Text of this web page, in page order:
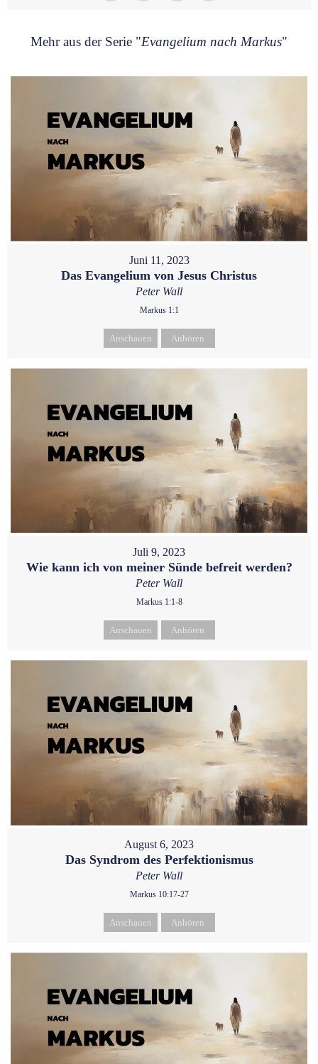
Mehr aus der Serie "Evangelium nach Markus"
Juni 11, 2023
Das Evangelium von Jesus Christus
Peter Wall
Markus 1:1
Anschauen Anhören
Juli 9, 2023
Wie kann ich von meiner Sünde befreit werden?
Peter Wall
Markus 1:1-8
Anschauen Anhören
August 6, 2023
Das Syndrom des Perfektionismus
Peter Wall
Markus 10:17-27
Anschauen Anhören